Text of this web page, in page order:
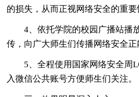
的损失，从而正视网络安全的重要
4、依托学院的校园广播站播
传，向广大师生们传播网络安全正
5、全程使用国家网络安全周
入微信公共账号方便师生们关注。